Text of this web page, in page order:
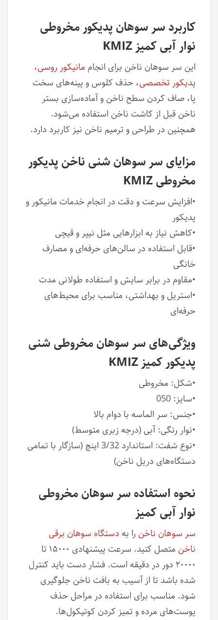
کاربرد سر سوهان پدیکور مخروطی
نوار آبی کمیز KMIZ
این سر سوهان ناخن برای انجام مانیکور روسی،
پدیکور تخصصی، حذف کلوس و پینه‌های سخت
پا، صاف کردن سطح ناخن و آماده‌سازی بستر
ناخن قبل از کاشت ناخن استفاده می‌شود.
همچنین در طراحی و ترمیم ناخن نیز کاربرد دارد.
مزایای سر سوهان شنی ناخن پدیکور
مخروطی KMIZ
•افزایش سرعت و دقت در انجام خدمات مانیکور و
پدیکور
•کاهش نیاز به ابزارهایی مثل نیپر و قیچی
•قابل استفاده در سالن‌های حرفه‌ای و مصارف
خانگی
•مقاوم در برابر سایش و استفاده طولانی مدت
•استریل و بهداشتی، مناسب برای محیط‌های
حرفه‌ای
ویژگی‌های سر سوهان مخروطی شنی
پدیکور کمیز KMIZ
•شکل: مخروطی
•سایز: 050
•جنس: سر الماسه با دوام بالا
•نوار رنگی: آبی (درجه زبری متوسط)
•نوع شفت: استاندارد 3/32 اینچ (سازگار با تمامی
دستگاه‌های دریل ناخن)
نحوه استفاده سر سوهان مخروطی
نوار آبی کمیز
سر سوهان ناخن را بهدستگاه سوهان برقی
ناخن
متصل کنید. سرعت پیشنهادی ۱۵۰۰۰ تا
۲۰۰۰۰ دور در دقیقه است. فشار دست باید کنترل
شده باشد تا از آسیب به بافت ناخن جلوگیری
شود. مناسب برای استفاده در مراحل حذف
پوست‌های مرده و تمیز کردن کوتیکول‌ها.